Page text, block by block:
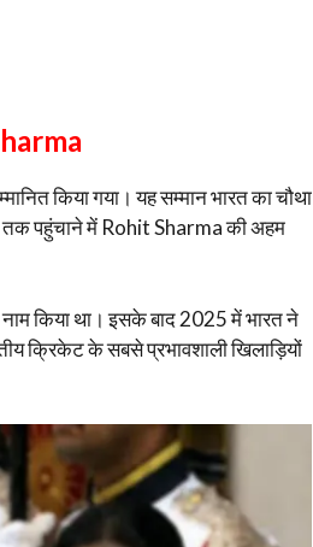
किया गया। यह सम्मान भारत का चौथा
तक पहुंचाने में Rohit Sharma की अहम
किया था। इसके बाद 2025 में भारत ने
क्रिकेट के सबसे प्रभावशाली खिलाड़ियों